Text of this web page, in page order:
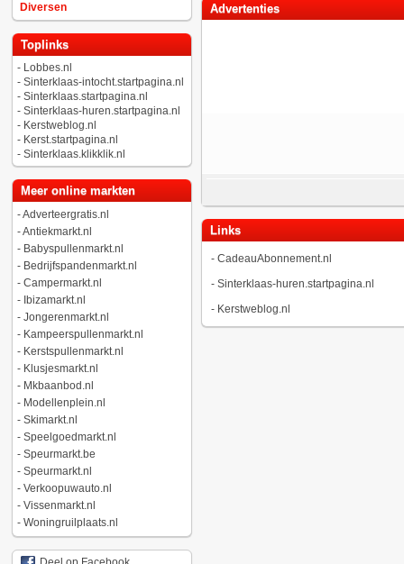
Diversen
Toplinks
- Lobbes.nl
- Sinterklaas-intocht.startpagina.nl
- Sinterklaas.startpagina.nl
- Sinterklaas-huren.startpagina.nl
- Kerstweblog.nl
- Kerst.startpagina.nl
- Sinterklaas.klikklik.nl
Meer online markten
-Adverteergratis.nl
-Antiekmarkt.nl
- Babyspullenmarkt.nl
- Bedrijfspandenmarkt.nl
- Campermarkt.nl
- Ibizamarkt.nl
- Jongerenmarkt.nl
- Kampeerspullenmarkt.nl
- Kerstspullenmarkt.nl
- Klusjesmarkt.nl
- Mkbaanbod.nl
- Modellenplein.nl
- Skimarkt.nl
- Speelgoedmarkt.nl
- Speurmarkt.be
- Speurmarkt.nl
- Verkoopuwauto.nl
- Vissenmarkt.nl
- Woningruilplaats.nl
Advertenties
Links
- CadeauAbonnement.nl
- Sinterklaas-huren.startpagina.nl
- Kerstweblog.nl